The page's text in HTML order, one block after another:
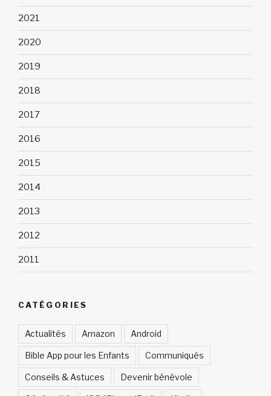
2021
2020
2019
2018
2017
2016
2015
2014
2013
2012
2011
CATÉGORIES
Actualités Amazon Android
Bible App pour les Enfants Communiqués
Conseils & Astuces Devenir bénévole